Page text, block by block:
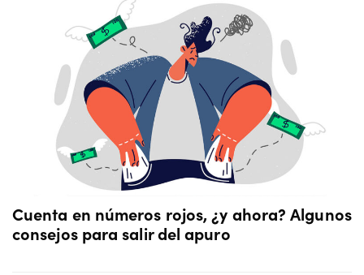
Cuenta en números rojos, ¿y ahora? Algunos
consejos para salir del apuro